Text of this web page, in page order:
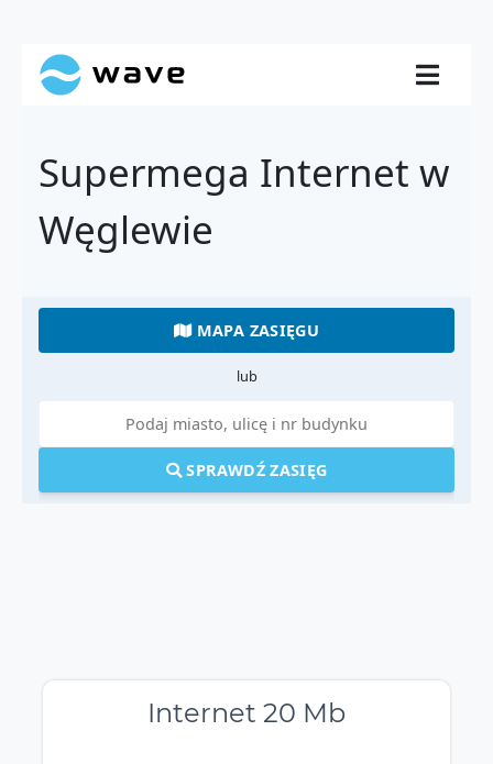
Supermega Internet w
Węglewie
MAPA ZASIĘGU
lub
SPRAWDŹ ZASIĘG
Internet 20 Mb